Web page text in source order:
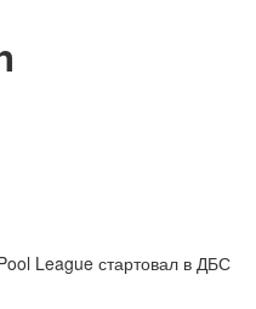
League стартовал в ДБС